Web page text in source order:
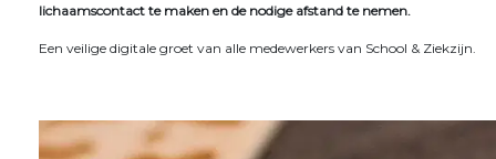
lichaamscontact te maken en de nodige afstand te nemen.
Een veilige digitale groet van alle medewerkers van School & Ziekzijn.